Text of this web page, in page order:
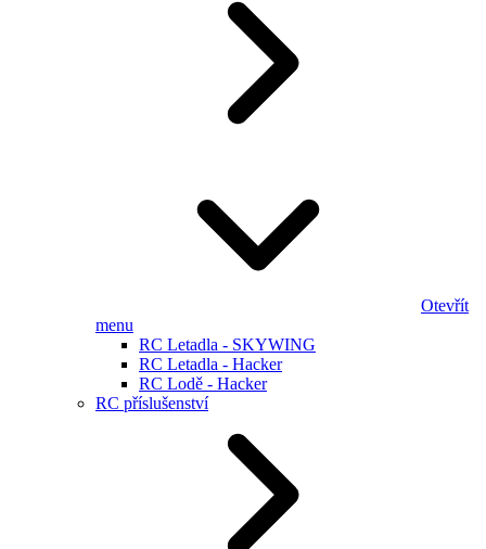
Otevřít
menu
RC Letadla - SKYWING
RC Letadla - Hacker
RC Lodě - Hacker
RC příslušenství